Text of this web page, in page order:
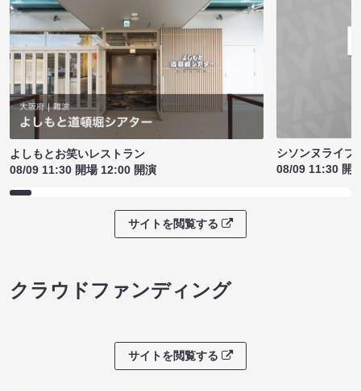
よしもとお笑いレストラン
08/09 11:30 開場 12:00 開演
シソンヌライ
08/09 11:30 開
サイトを閲覧する
クラウドファンディング
サイトを閲覧する